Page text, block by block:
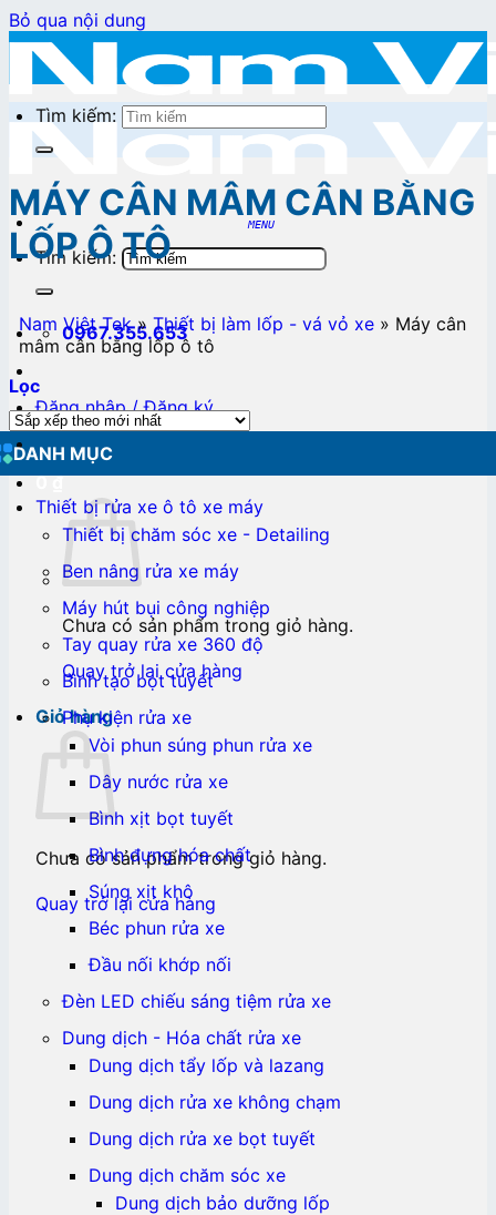
Bỏ qua nội dung
Tìm kiếm:
0967.355.653
Đăng nhập / Đăng ký
0₫
Chưa có sản phẩm trong giỏ hàng.
Quay trở lại cửa hàng
Giỏ hàng
Chưa có sản phẩm trong giỏ hàng.
Quay trở lại cửa hàng
Tìm kiếm:
MÁY CÂN MÂM CÂN BẰNG
LỐP Ô TÔ
Nam Việt Tek» Thiết bị làm lốp - vá vỏ xe» Máy cân
mâm cân bằng lốp ô tô
Lọc
DANH MỤC
Thiết bị rửa xe ô tô xe máy
Thiết bị chăm sóc xe - Detailing
Ben nâng rửa xe máy
Máy hút bụi công nghiệp
Tay quay rửa xe 360 độ
Bình tạo bọt tuyết
Phụ kiện rửa xe
Vòi phun súng phun rửa xe
Dây nước rửa xe
Bình xịt bọt tuyết
Bình đựng hóa chất
Súng xịt khô
Béc phun rửa xe
Đầu nối khớp nối
Đèn LED chiếu sáng tiệm rửa xe
Dung dịch - Hóa chất rửa xe
Dung dịch tẩy lốp và lazang
Dung dịch rửa xe không chạm
Dung dịch rửa xe bọt tuyết
Dung dịch chăm sóc xe
Dung dịch bảo dưỡng lốp